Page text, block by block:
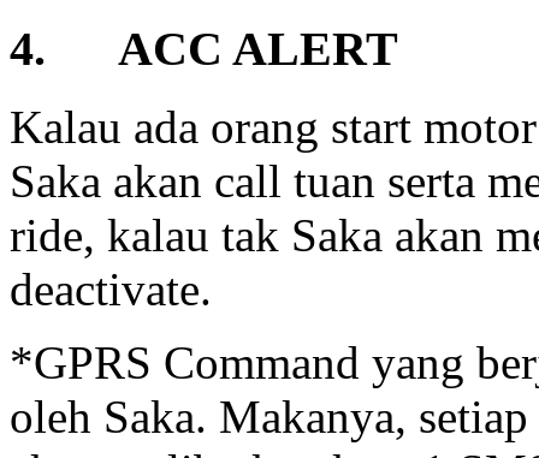
4. ACC ALERT
Kalau ada orang start
Saka akan call tuan serta
ride, kalau tak Saka akan
deactivate.
*GPRS Command yang
oleh Saka. Makanya,